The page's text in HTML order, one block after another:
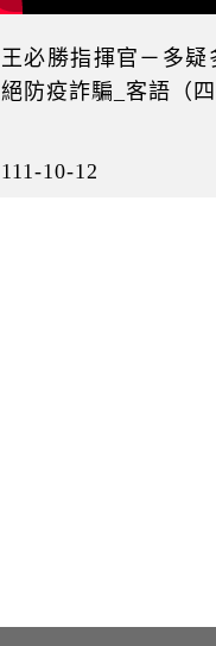
王必勝指揮官－多疑
絕防疫詐騙_客語（四
111-10-12